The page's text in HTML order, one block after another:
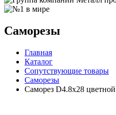
Саморезы
Главная
Каталог
Сопутствующие товары
Саморезы
Саморез D4.8х28